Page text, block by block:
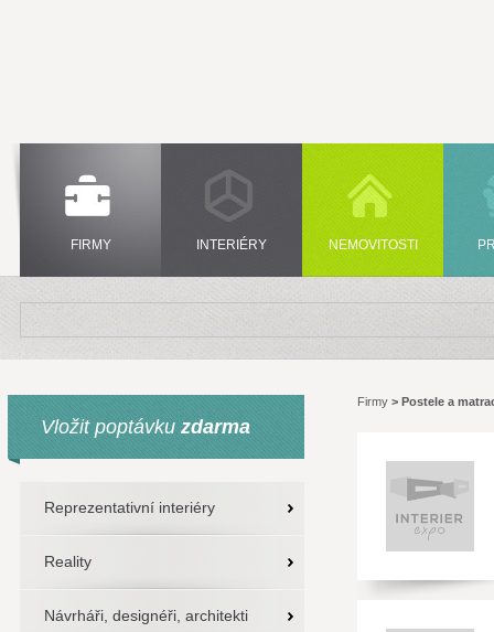
FIRMY INTERIÉRY NEMOVITOSTI
Vložit poptávku zdarma
Reprezentativní interiéry
Reality
Návrháři, designéři, architekti
Firmy > Postele a